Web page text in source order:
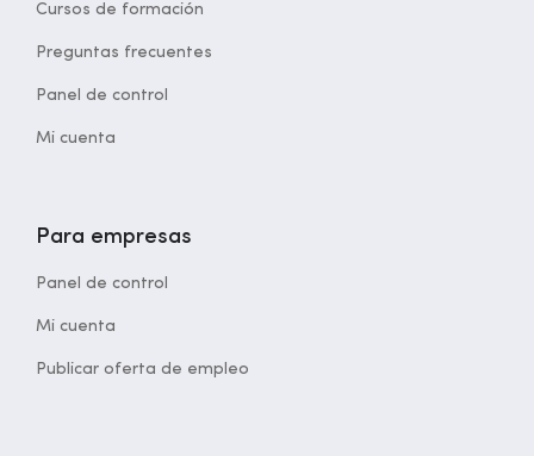
Cursos de formación
Preguntas frecuentes
Panel de control
Mi cuenta
Para empresas
Panel de control
Mi cuenta
Publicar oferta de empleo